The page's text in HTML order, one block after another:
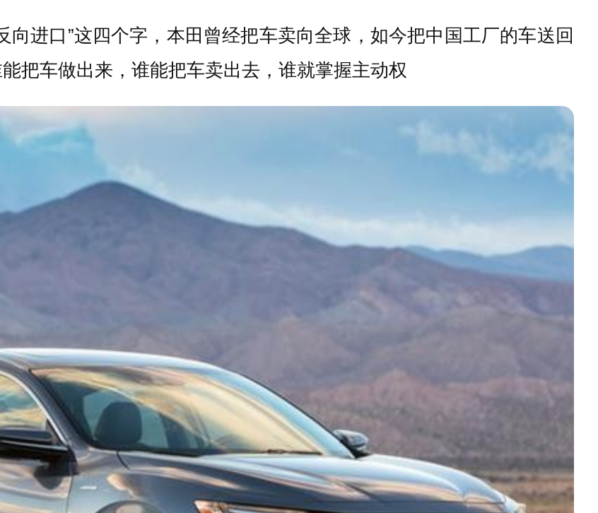
向进口”这四个字，本田曾经把车卖向全球，如今把中国工厂的车送回
把车做出来，谁能把车卖出去，谁就掌握主动权